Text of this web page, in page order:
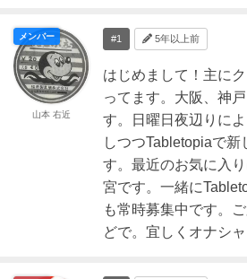
#1 5年以上前
はじめまして！主に
ってます。大阪、神
す。日曜日夜辺りに
しつつTabletopiaで新
す。最近のお気に入
宮です。一緒に
も常時募集中です。
どで。宜しくオナシャ
メンバー
山本 右近